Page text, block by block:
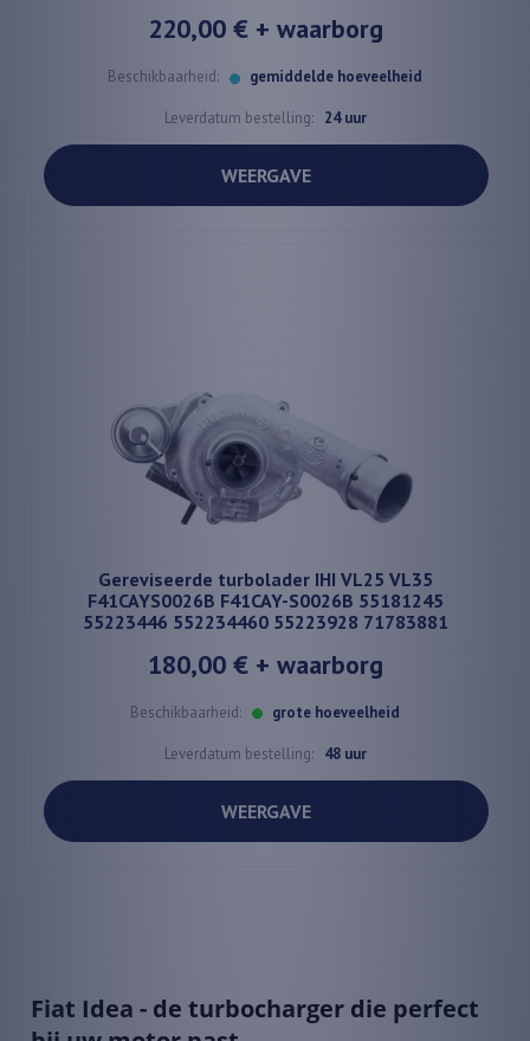
220,00 €+ waarborg
Beschikbaarheid: gemiddelde hoeveelheid
Leverdatum bestelling: 24 uur
WEERGAVE
Gereviseerde turbolader IHI VL25 VL35
F41CAYS0026B F41CAY-S0026B 55181245
55223446 552234460 55223928 71783881
180,00 €+ waarborg
Beschikbaarheid: grote hoeveelheid
Leverdatum bestelling: 48 uur
WEERGAVE
Fiat Idea - de turbocharger die perfect